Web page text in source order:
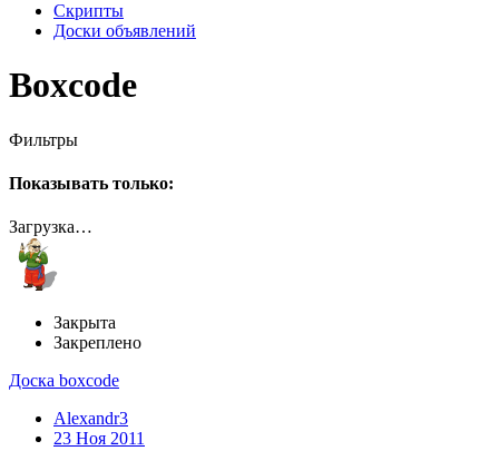
Скрипты
Доски объявлений
Boxcode
Фильтры
Показывать только:
Загрузка…
Закрыта
Закреплено
Доска boxcode
Alexandr3
23 Ноя 2011